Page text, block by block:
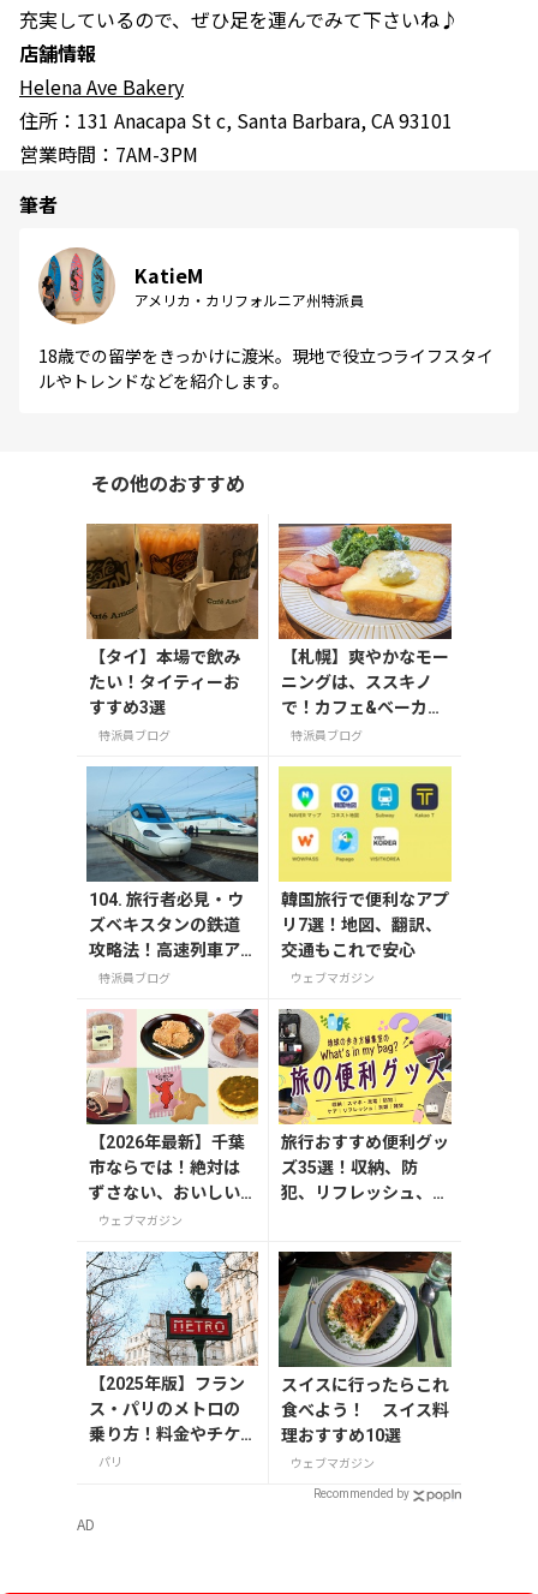
充実しているので、ぜひ足を運んでみて下さいね♪
店舗情報
Helena Ave Bakery
住所：131 Anacapa St c, Santa Barbara, CA 93101
営業時間：7AM-3PM
筆者
KatieM
アメリカ・カリフォルニア州特派員
18歳での留学をきっかけに渡米。現地で役立つライフスタイ
ルやトレンドなどを紹介します。
その他のおすすめ
【タイ】本場で飲み
たい！タイティーお
すすめ3選
特派員ブログ
【札幌】爽やかなモー
ニングは、ススキノ
で！カフェ&べーカリ
ー「ESPRESSO D WO
ディーワークス）
特派員ブログ
104. 旅行者必見・ウ
ズベキスタンの鉄道
攻略法！高速列車ア
フラシアブ号から旅
まで
特派員ブログ
韓国旅行で便利なアプ
リ7選！地図、翻訳、
交通もこれで安心
ウェブマガジン
【2026年最新】千葉
市ならでは！絶対は
ずさない、おいしい
お土産10選
ウェブマガジン
旅行おすすめ便利グッ
ズ35選！収納、防
犯、リフレッシュ、ど
【2025年版】フラン
ス・パリのメトロの
乗り方！料金やチケ
ットの種類、注意点
パリ
スイスに行ったらこれ
食べよう！ スイス料
理おすすめ10選
ウェブマガジン
Recommended by
AD